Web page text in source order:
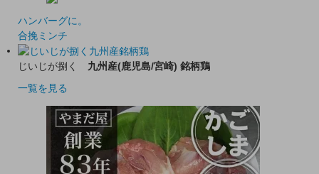
ハンバーグに。
合挽ミンチ
じいじが捌く 九州産(鹿児島/宮崎) 銘柄鶏
一覧を見る